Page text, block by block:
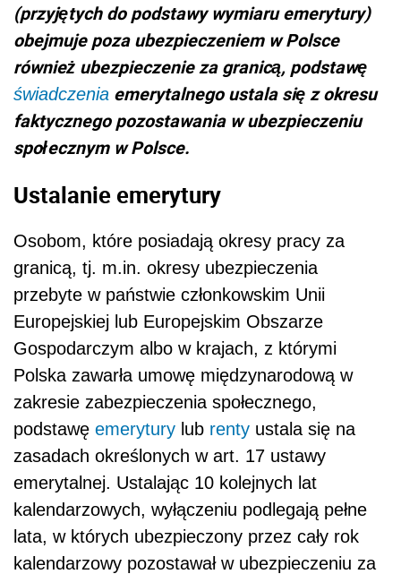
(przyjętych do podstawy wymiaru emerytury)
obejmuje poza ubezpieczeniem w Polsce
również ubezpieczenie za granicą, podstawę
świadczenia emerytalnego ustala się z okresu
faktycznego pozostawania w ubezpieczeniu
społecznym w Polsce.
Ustalanie emerytury
Osobom, które posiadają okresy pracy za
granicą, tj. m.in. okresy ubezpieczenia
przebyte w państwie członkowskim Unii
Europejskiej lub Europejskim Obszarze
Gospodarczym albo w krajach, z którymi
Polska zawarła umowę międzynarodową w
zakresie zabezpieczenia społecznego,
podstawę emerytury lub renty ustala się na
zasadach określonych w art. 17 ustawy
emerytalnej. Ustalając 10 kolejnych lat
kalendarzowych, wyłączeniu podlegają pełne
lata, w których ubezpieczony przez cały rok
kalendarzowy pozostawał w ubezpieczeniu za